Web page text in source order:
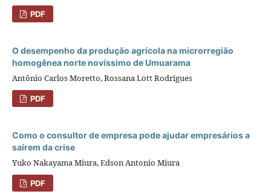
PDF
O desempenho da produção agrícola na microrregião
homogênea norte novíssimo de Umuarama
Antônio Carlos Moretto, Rossana Lott Rodrigues
PDF
Como o consultor de empresa pode ajudar empresários a
saírem da crise
Yuko Nakayama Miura, Edson Antonio Miura
PDF